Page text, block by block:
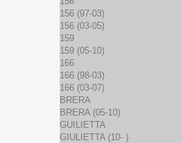
156 (97-03)
156 (03-05)
159
159 (05-10)
166
166 (98-03)
166 (03-07)
BRERA
BRERA (05-10)
GUILIETTA
GIULIETTA (10- )